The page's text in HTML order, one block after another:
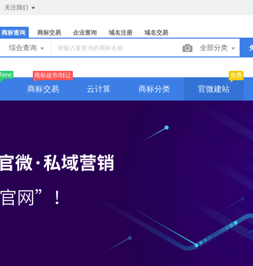
关注我们
商标查询 商标交易 企业查询 域名注册 域名交易
综合查询 全部分类
New
商标交易
商标超市/转让
云计算 商标分类 官微建站
免费